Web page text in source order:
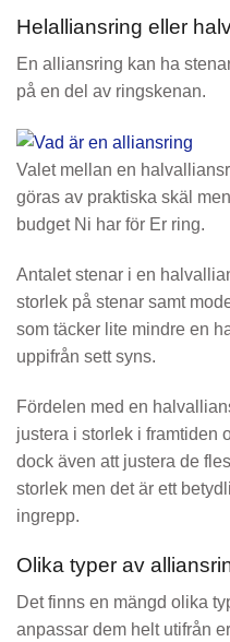
Helalliansring eller
En alliansring kan ha
på en del av ringskenan.
Valet mellan en
göras av praktiska skäl
budget Ni har för Er ring.
Antalet stenar i en
storlek på stenar samt
som täcker lite mindre en
uppifrån sett syns.
Fördelen med en
justera i storlek i framtiden
dock även att justera de
storlek men det är ett
ingrepp.
Olika typer av
Det finns en mängd olika
anpassar dem helt utifrån